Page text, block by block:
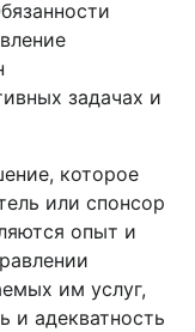
задачах и
которое
или спонсор
опыт и
им услуг,
и адекватность